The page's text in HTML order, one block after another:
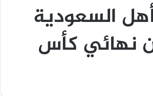
السعودية
نهائي كأس